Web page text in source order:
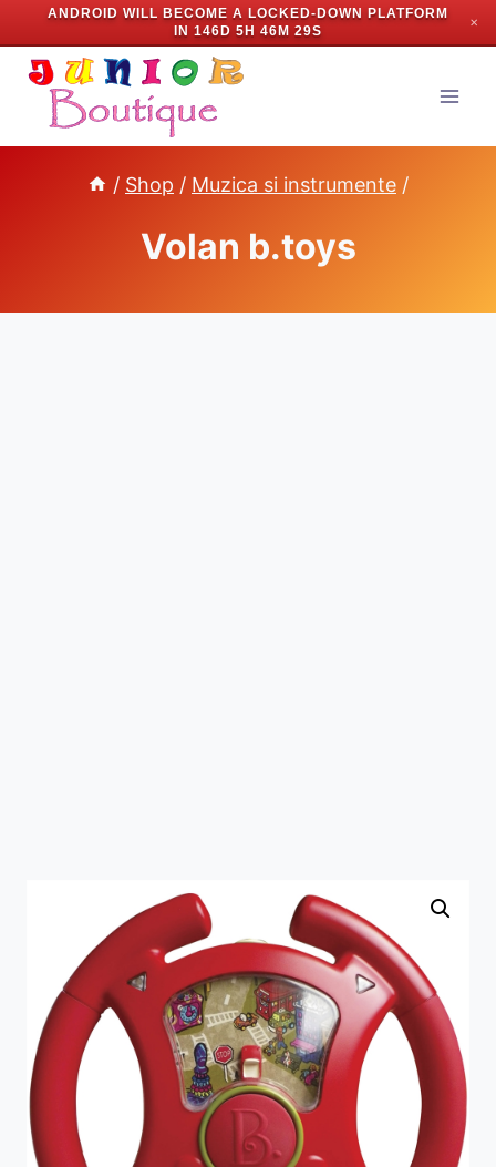
ANDROID WILL BECOME A LOCKED-DOWN PLATFORM
IN 146D 5H 46M 28S
✕
Skip
content
/ Shop / Muzica si instrumente /
Volan b.toys